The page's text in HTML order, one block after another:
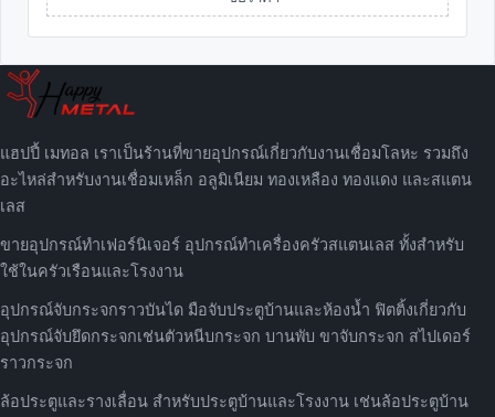
แฮปปี้ เมทอล เราเป็นร้านที่ขายอุปกรณ์เกี่ยวกับงานเชื่อมโลหะ รวมถึง
อะไหล่สำหรับงานเชื่อมเหล็ก อลูมิเนียม ทองเหลือง ทองแดง และสแตน
เลส
ขายอุปกรณ์ทำเฟอร์นิเจอร์ อุปกรณ์ทำเครื่องครัวสแตนเลส ทั้งสำหรับ
ใช้ในครัวเรือนและโรงงาน
อุปกรณ์จับกระจกราวบันได มือจับประตูบ้านและห้องน้ำ ฟิตติ้งเกี่ยวกับ
อุปกรณ์จับยึดกระจกเช่นตัวหนีบกระจก บานพับ ขาจับกระจก สไปเดอร์
ราวกระจก
ล้อประตูและรางเลื่อน สำหรับประตูบ้านและโรงงาน เช่นล้อประตูบ้าน